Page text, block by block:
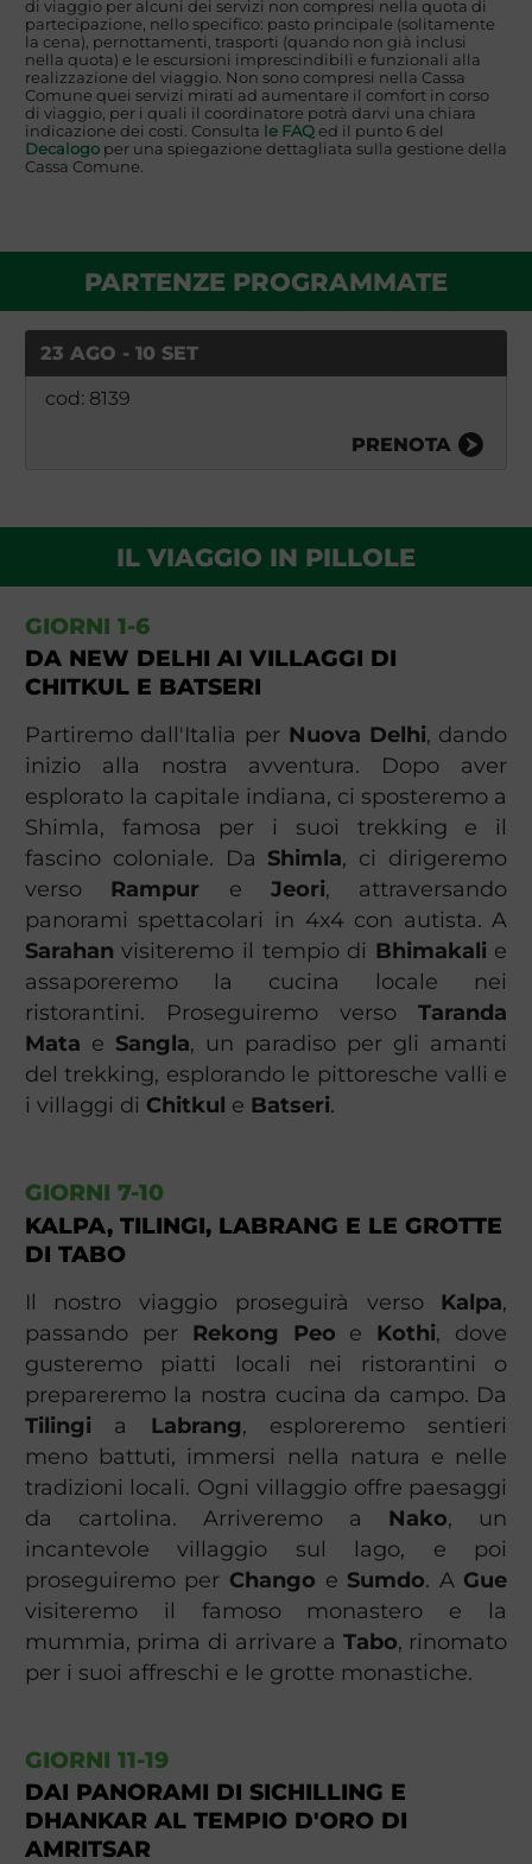
di viaggio per alcuni dei servizi non compresi nella quota di
partecipazione, nello specifico: pasto principale (solitamente
la cena), pernottamenti, trasporti (quando non già inclusi
nella quota) e le escursioni imprescindibili e funzionali alla
realizzazione del viaggio. Non sono compresi nella Cassa
Comune quei servizi mirati ad aumentare il comfort in corso
di viaggio, per i quali il coordinatore potrà darvi una chiara
indicazione dei costi. Consulta le FAQed il punto 6 del
Decalogoper una spiegazione dettagliata sulla gestione della
Cassa Comune.
PARTENZE PROGRAMMATE
23 AGO - 10 SET
cod: 8139
PRENOTA
IL VIAGGIO IN PILLOLE
GIORNI 1-6
DA NEW DELHI AI VILLAGGI DI
CHITKUL E BATSERI
Partiremo dall'Italia per Nuova Delhi, dando
inizio alla nostra avventura. Dopo aver
esplorato la capitale indiana, ci sposteremo a
Shimla, famosa per i suoi trekking e il
fascino coloniale. Da Shimla, ci dirigeremo
verso Rampur e Jeori, attraversando
panorami spettacolari in 4x4 con autista. A
Sarahanvisiteremo il tempio di Bhimakali e
assaporeremo la cucina locale nei
ristorantini. Proseguiremo versoTaranda
Mata e Sangla, un paradiso per gli amanti
del trekking, esplorando le pittoresche valli e
i villaggi di Chitkul e Batseri.
GIORNI 7-10
KALPA, TILINGI, LABRANG E LE GROTTE
DI TABO
Il nostro viaggio proseguirà verso Kalpa,
passando per Rekong Peo e Kothi, dove
gusteremo piatti locali nei ristorantini o
prepareremo la nostra cucina da campo. Da
Tilingi a Labrang, esploreremo sentieri
meno battuti, immersi nella natura e nelle
tradizioni locali. Ogni villaggio offre paesaggi
da cartolina. Arriveremo a Nako, un
incantevole villaggio sul lago, e poi
proseguiremo per Chango e Sumdo. A Gue
visiteremo il famoso monastero e la
mummia, prima di arrivare a Tabo, rinomato
per i suoi affreschi e le grotte monastiche.
GIORNI 11-19
DAI PANORAMI DI SICHILLING E
DHANKAR AL TEMPIO D'ORO DI
AMRITSAR